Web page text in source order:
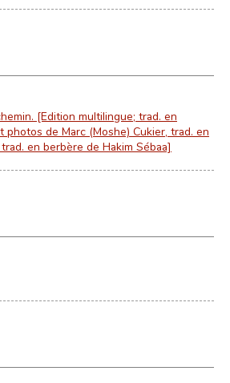
[Edition multilingue; trad. en
photos de Marc (Moshe) Cukier, trad. en
en berbère de Hakim Sébaa]